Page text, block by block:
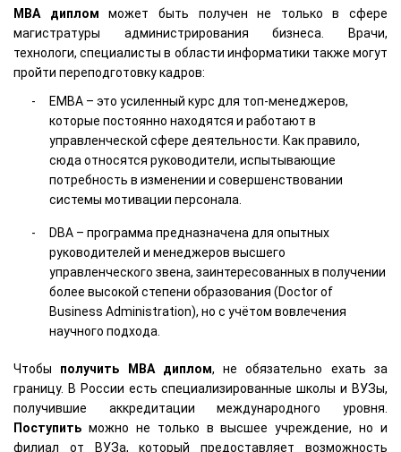
MBA диплом может быть получен не только в сфере
магистратуры администрирования бизнеса. Врачи,
технологи, специалисты в области информатики также могут
пройти переподготовку кадров:
EMBA – это усиленный курс для топ-менеджеров,
которые постоянно находятся и работают в
управленческой сфере деятельности. Как правило,
сюда относятся руководители, испытывающие
потребность в изменении и совершенствовании
системы мотивации персонала.
DBA – программа предназначена для опытных
руководителей и менеджеров высшего
управленческого звена, заинтересованных в получении
более высокой степени образования (Doctor of
Business Administration), но с учётом вовлечения
научного подхода.
Чтобы получить MBA диплом, не обязательно ехать за
границу. В России есть специализированные школы и ВУЗы,
получившие аккредитации международного уровня.
Поступить можно не только в высшее учреждение, но и
филиал от ВУЗа, который предоставляет возможность